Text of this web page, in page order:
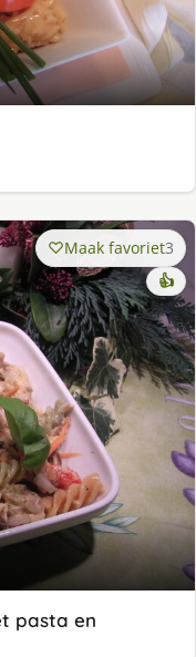
Maak favoriet3
👍
pasta en